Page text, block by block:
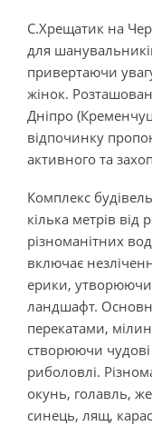
С.Хрещатик на
для
привертаючи
жінок.
Дніпро
відпочинку
активного та
Комплекс
кілька метрів
різноманітних
включає
ерики,
ландшафт.
перекатами,
створюючи
риболовлі.
окунь, голавль,
синець, лящ,